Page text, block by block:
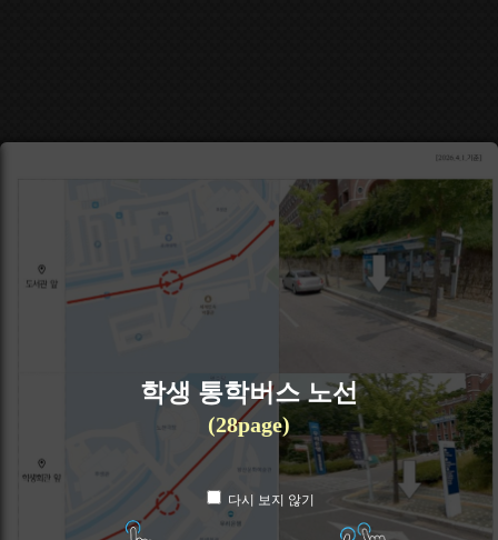
학생 통학버스 노선
(28page)
다시 보지 않기